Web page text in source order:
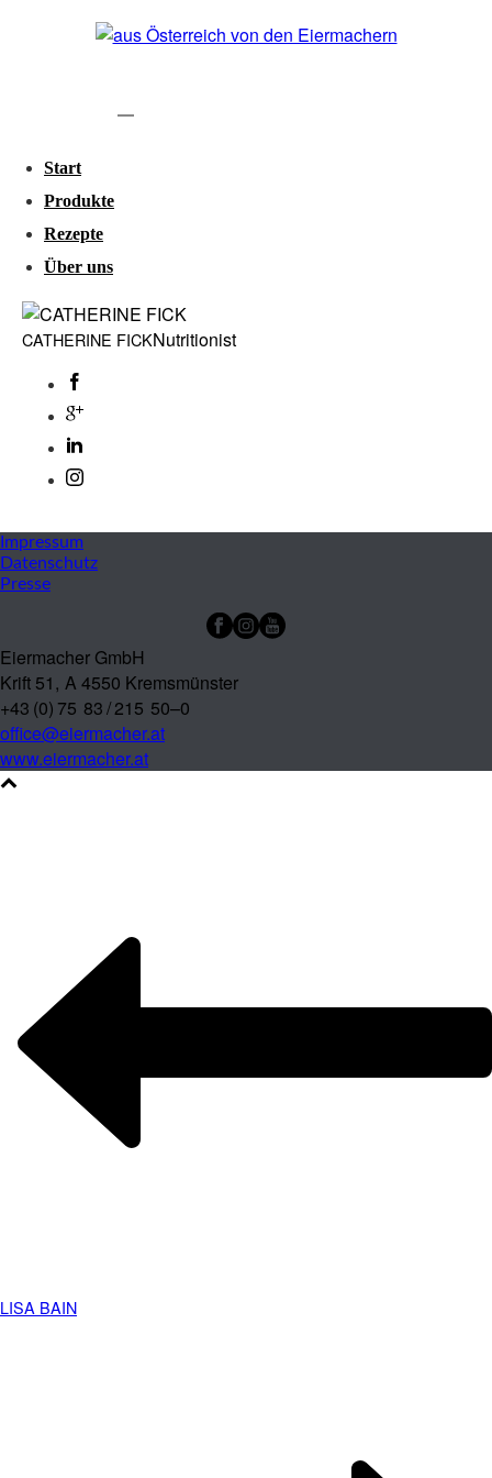
Start
Produkte
Rezepte
Über uns
CATHERINE FICKNutritionist
Impres­sum
Daten­schutz
Pres­se
Eiermacher GmbH
Krift 51, A 4550 Kremsmünster
+43 (0) 75 83 / 215 50–0
office@eiermacher.at
www.eiermacher.at
LISA BAIN